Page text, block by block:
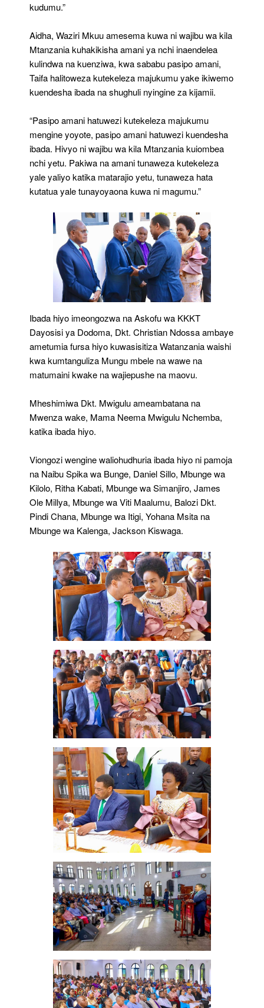
kudumu.”
Aidha, Waziri Mkuu amesema kuwa ni wajibu wa kila
Mtanzania kuhakikisha amani ya nchi inaendelea
kulindwa na kuenziwa, kwa sababu pasipo amani,
Taifa halitoweza kutekeleza majukumu yake ikiwemo
kuendesha ibada na shughuli nyingine za kijamii.
“Pasipo amani hatuwezi kutekeleza majukumu
mengine yoyote, pasipo amani hatuwezi kuendesha
ibada. Hivyo ni wajibu wa kila Mtanzania kuiombea
nchi yetu. Pakiwa na amani tunaweza kutekeleza
yale yaliyo katika matarajio yetu, tunaweza hata
kutatua yale tunayoyaona kuwa ni magumu.”
Ibada hiyo imeongozwa na Askofu wa KKKT
Dayosisi ya Dodoma, Dkt. Christian Ndossa ambaye
ametumia fursa hiyo kuwasisitiza Watanzania waishi
kwa kumtanguliza Mungu mbele na wawe na
matumaini kwake na wajiepushe na maovu.
Mheshimiwa Dkt. Mwigulu ameambatana na
Mwenza wake, Mama Neema Mwigulu Nchemba,
katika ibada hiyo.
Viongozi wengine waliohudhuria ibada hiyo ni pamoja
na Naibu Spika wa Bunge, Daniel Sillo, Mbunge wa
Kilolo, Ritha Kabati, Mbunge wa Simanjiro, James
Ole Millya, Mbunge wa Viti Maalumu, Balozi Dkt.
Pindi Chana, Mbunge wa Itigi, Yohana Msita na
Mbunge wa Kalenga, Jackson Kiswaga.